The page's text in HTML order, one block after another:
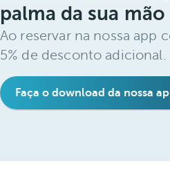
palma da sua mão
Ao reservar na nossa app
5% de desconto adicional.
Faça o download da nossa